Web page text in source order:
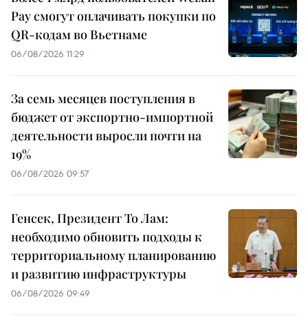
Pay смогут оплачивать покупки по
QR-кодам во Вьетнаме
06/08/2026 11:29
За семь месяцев поступления в
бюджет от экспортно-импортной
деятельности выросли почти на
19%
06/08/2026 09:57
Генсек, Президент То Лам:
необходимо обновить подходы к
территориальному планированию
и развитию инфраструктуры
06/08/2026 09:49